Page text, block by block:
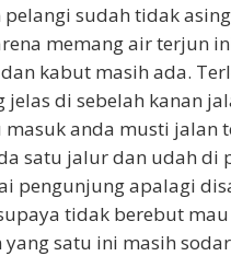
pelangi sudah tidak
memang air terjun
kabut masih ada.
di sebelah kanan
anda musti jalan
satu jalur dan udah di
pengunjung apalagi
tidak berebut
yang satu ini masih